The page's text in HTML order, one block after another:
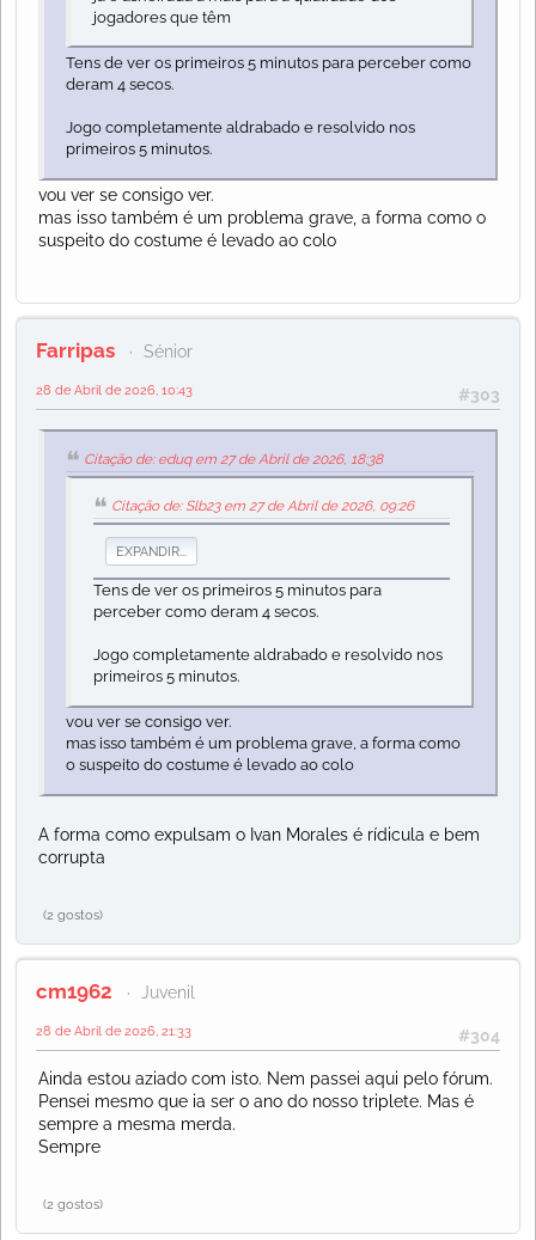
jogadores que têm
Tens de ver os primeiros 5 minutos para perceber como
deram 4 secos.
Jogo completamente aldrabado e resolvido nos
primeiros 5 minutos.
vou ver se consigo ver.
mas isso também é um problema grave, a forma como o
suspeito do costume é levado ao colo
Farripas Sénior
#303
28 de Abril de 2026, 10:43
Citação de: eduq em 27 de Abril de 2026, 18:38
Citação de: Slb23 em 27 de Abril de 2026, 09:26
EXPANDIR...
Tens de ver os primeiros 5 minutos para
perceber como deram 4 secos.
Jogo completamente aldrabado e resolvido nos
primeiros 5 minutos.
vou ver se consigo ver.
mas isso também é um problema grave, a forma como
o suspeito do costume é levado ao colo
A forma como expulsam o Ivan Morales é rídicula e bem
corrupta
(2 gostos)
cm1962 Juvenil
#304
28 de Abril de 2026, 21:33
Ainda estou aziado com isto. Nem passei aqui pelo fórum.
Pensei mesmo que ia ser o ano do nosso triplete. Mas é
sempre a mesma merda.
Sempre
(2 gostos)